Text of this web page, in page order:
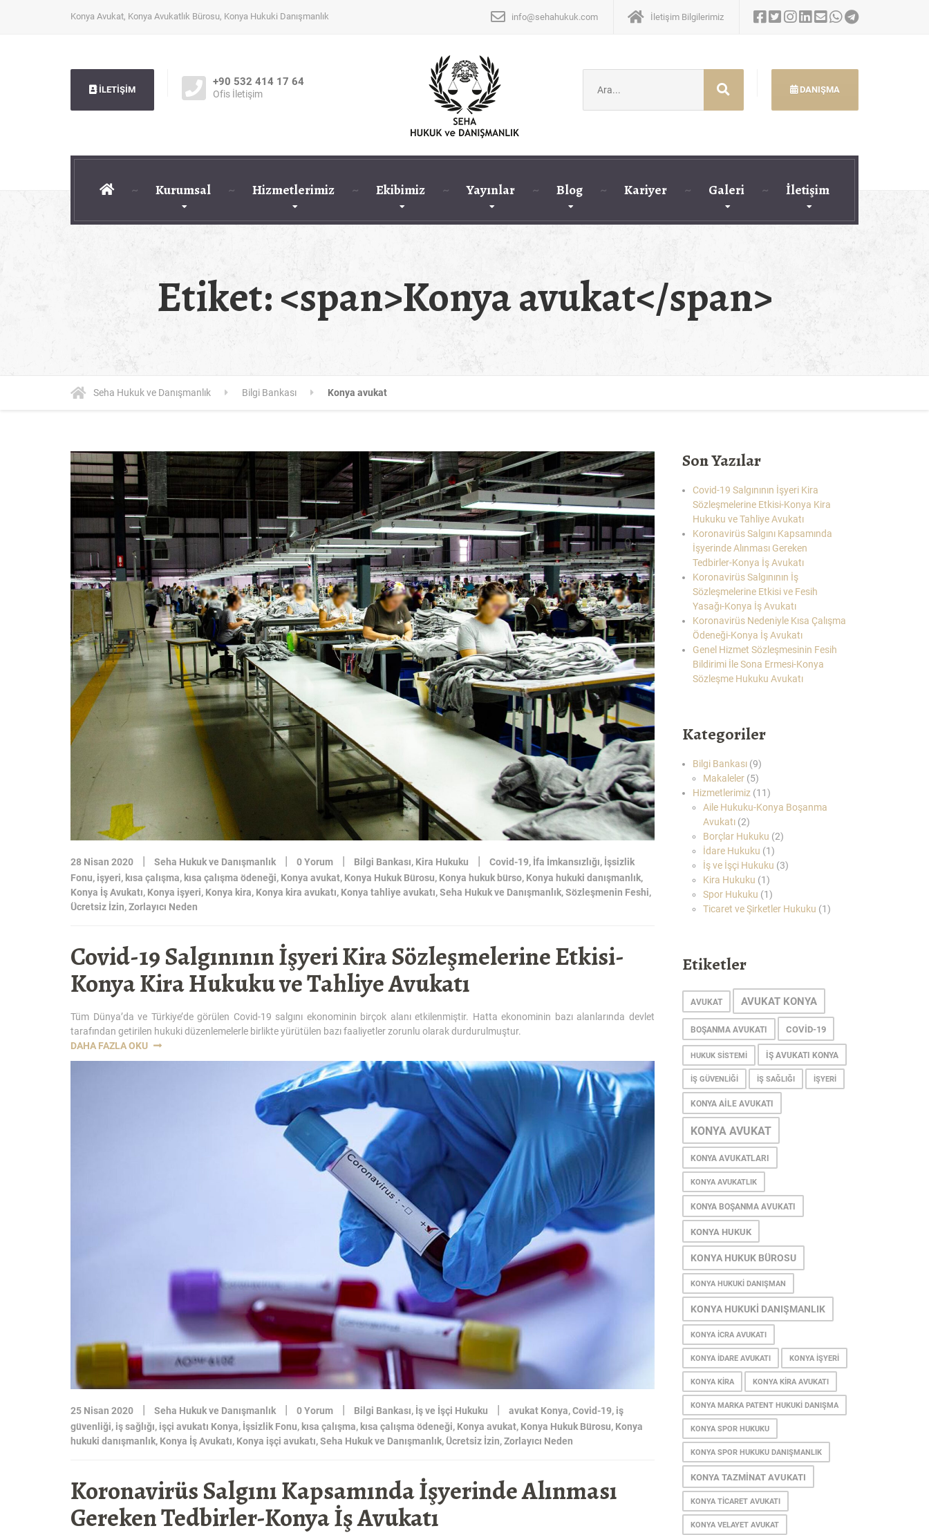
Konya Avukat, Konya Avukatlık Bürosu, Konya Hukuki Danışmanlık info@sehahukuk.com İletişim Bilgilerimiz
İLETİŞİM
+90 532 414 17 64
Ofis İletişim
ara:
DANIŞMA
Kurumsal Hizmetlerimiz Ekibimiz Yayınlar Blog Kariyer Galeri İletişim
Etiket: <span>Konya avukat</span>
Seha Hukuk ve Danışmanlık Bilgi Bankası Konya avukat
28 Nisan 2020 | Seha Hukuk ve Danışmanlık | 0 Yorum | Bilgi Bankası, Kira Hukuku | Covid-19, İfa İmkansızlığı, İşsizlik
Fonu, işyeri, kısa çalışma, kısa çalışma ödeneği, Konya avukat, Konya Hukuk Bürosu, Konya hukuk bürso, Konya hukuki danışmanlık,
Konya İş Avukatı, Konya işyeri, Konya kira, Konya kira avukatı, Konya tahliye avukatı,Seha Hukuk ve Danışmanlık,Sözleşmenin Feshi,
Ücretsiz İzin,Zorlayıcı Neden
Covid-19 Salgınının İşyeri Kira Sözleşmelerine Etkisi-
Konya Kira Hukuku ve Tahliye Avukatı
Tüm Dünya’da ve Türkiye’de görülen Covid-19 salgını ekonominin birçok alanı etkilenmiştir. Hatta ekonominin bazı alanlarında devlet
tarafından getirilen hukuki düzenlemelerle birlikte yürütülen bazı faaliyetler zorunlu olarak durdurulmuştur.
DAHA FAZLA OKU“COVID-
19
25 Nisan 2020 | Seha Hukuk ve Danışmanlık | 0 Yorum | Bilgi Bankası, İş ve İşçi Hukuku | avukat Konya,Covid-19, iş
güvenliği, iş sağlığı, işçi avukatı Konya, İşsizlik Fonu, kısa çalışma, kısa çalışma ödeneği, Konya avukat, Konya Hukuk Bürosu, Konya
hukuki danışmanlık, Konya İş Avukatı, Konya işçi avukatı,Seha Hukuk ve Danışmanlık, Ücretsiz İzin,Zorlayıcı Neden
Koronavirüs Salgını Kapsamında İşyerinde Alınması
Gereken Tedbirler-Konya İş Avukatı
Son Yazılar
Covid-19 Salgınının İşyeri Kira
Sözleşmelerine Etkisi-Konya Kira
Hukuku ve Tahliye Avukatı
Koronavirüs Salgını Kapsamında
İşyerinde Alınması Gereken
Tedbirler-Konya İş Avukatı
Koronavirüs Salgınının İş
Sözleşmelerine Etkisi ve Fesih
Yasağı-Konya İş Avukatı
Koronavirüs Nedeniyle Kısa Çalışma
Ödeneği-Konya İş Avukatı
Genel Hizmet Sözleşmesinin Fesih
Bildirimi İle Sona Ermesi-Konya
Sözleşme Hukuku Avukatı
Kategoriler
Bilgi Bankası (9)
Makaleler (5)
Hizmetlerimiz (11)
Aile Hukuku-Konya Boşanma
Avukatı (2)
Borçlar Hukuku (2)
İdare Hukuku (1)
İş ve İşçi Hukuku (3)
Kira Hukuku (1)
Spor Hukuku (1)
Ticaret ve Şirketler Hukuku (1)
Etiketler
AVUKAT AVUKAT KONYA
BOŞANMA AVUKATI COVID-19
HUKUK SISTEMI IŞ AVUKATI KONYA
IŞ GÜVENLIĞI IŞ SAĞLIĞI IŞYERI
KONYA AILE AVUKATI
KONYA AVUKAT
KONYA AVUKATLARI
KONYA AVUKATLIK
KONYA BOŞANMA AVUKATI
KONYA HUKUK
KONYA HUKUK BÜROSU
KONYA HUKUKI DANIŞMAN
KONYA HUKUKI DANIŞMANLIK
KONYA ICRA AVUKATI
KONYA IDARE AVUKATI KONYA IŞYERI
KONYA KIRA KONYA KIRA AVUKATI
KONYA MARKA PATENT HUKUKI DANIŞMA
KONYA SPOR HUKUKU
KONYA SPOR HUKUKU DANIŞMANLIK
KONYA TAZMINAT AVUKATI
KONYA TICARET AVUKATI
KONYA VELAYET AVUKAT